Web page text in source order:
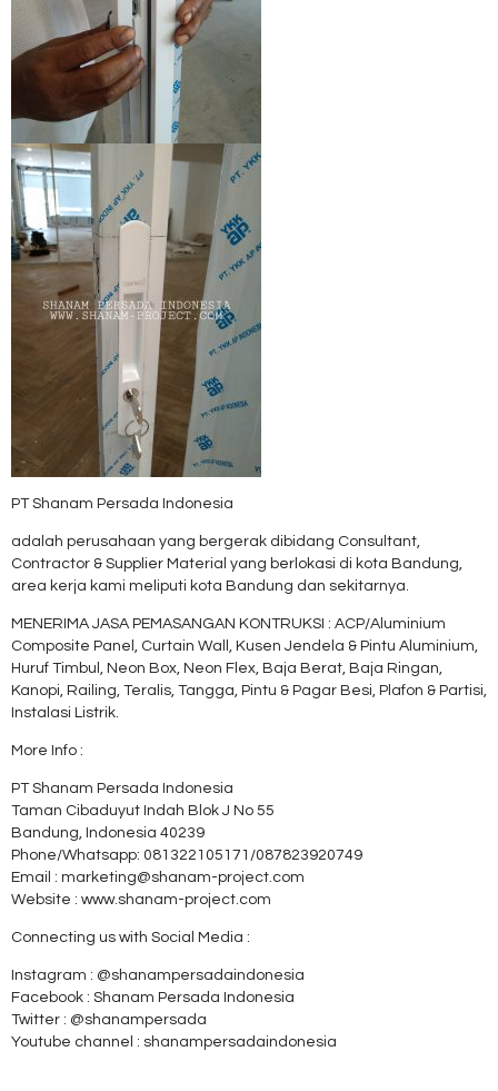
PT Shanam Persada Indonesia
adalah perusahaan yang bergerak dibidang Consultant,
Contractor & Supplier Material yang berlokasi di kota Bandung,
area kerja kami meliputi kota Bandung dan sekitarnya.
MENERIMA JASA PEMASANGAN KONTRUKSI : ACP/Aluminium
Composite Panel, Curtain Wall, Kusen Jendela & Pintu Aluminium,
Huruf Timbul, Neon Box, Neon Flex, Baja Berat, Baja Ringan,
Kanopi, Railing, Teralis, Tangga, Pintu & Pagar Besi, Plafon & Partisi,
Instalasi Listrik.
More Info :
PT Shanam Persada Indonesia
Taman Cibaduyut Indah Blok J No 55
Bandung, Indonesia 40239
Phone/Whatsapp: 081322105171/087823920749
Email : marketing@shanam-project.com
Website : www.shanam-project.com
Connecting us with Social Media :
Instagram : @shanampersadaindonesia
Facebook : Shanam Persada Indonesia
Twitter : @shanampersada
Youtube channel : shanampersadaindonesia